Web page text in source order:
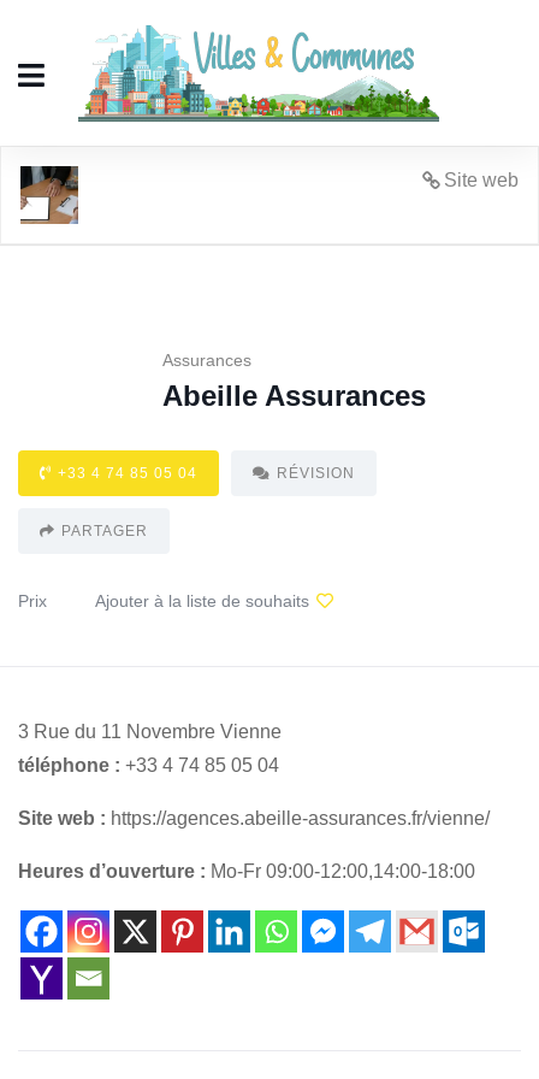
Site web
Assurances
Abeille Assurances
+33 4 74 85 05 04 RÉVISION
PARTAGER
Prix Ajouter à la liste de souhaits
3 Rue du 11 Novembre Vienne
téléphone : +33 4 74 85 05 04
Site web : https://agences.abeille-assurances.fr/vienne/
Heures d’ouverture : Mo-Fr 09:00-12:00,14:00-18:00